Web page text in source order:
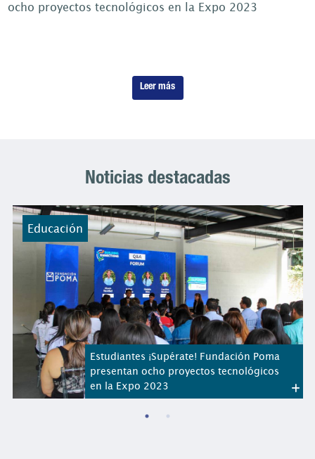
ocho proyectos tecnológicos en la Expo 2023
Leer más
Noticias destacadas
Educación
Estudiantes ¡Supérate! Fundación Poma
presentan ocho proyectos tecnológicos
en la Expo 2023